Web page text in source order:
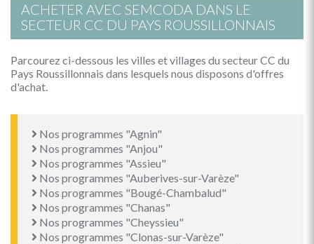
ACHETER AVEC SEMCODA DANS LE
SECTEUR CC DU PAYS ROUSSILLONNAIS
Parcourez ci-dessous les villes et villages du secteur CC du
Pays Roussillonnais dans lesquels nous disposons d'offres
d'achat.
Nos programmes "Agnin"
Nos programmes "Anjou"
Nos programmes "Assieu"
Nos programmes "Auberives-sur-Varèze"
Nos programmes "Bougé-Chambalud"
Nos programmes "Chanas"
Nos programmes "Cheyssieu"
Nos programmes "Clonas-sur-Varèze"